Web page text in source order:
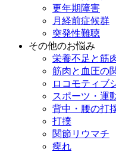
更年期障害
月経前症候群
突発性難聴
その他のお悩み
栄養不足と筋
筋肉と血圧の
ロコモティブ
スポーツ・運
背中・腰の打
打撲
関節リウマチ
痺れ